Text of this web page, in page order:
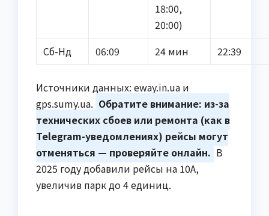
18:00,
20:00)
Сб-Нд 06:09 24 мин 22:39
Источники данных: eway.in.ua и
gps.sumy.ua. Обратите внимание: из-за
технических сбоев или ремонта (как в
Telegram-уведомлениях) рейсы могут
отменяться — проверяйте онлайн. В
2025 году добавили рейсы на 10А,
увеличив парк до 4 единиц.